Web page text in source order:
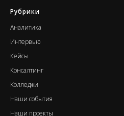
Рубрики
Аналитика
Интервью
Кейсы
Консалтинг
Колледжи
Наши события
Наши проекты